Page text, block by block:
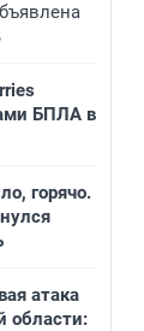
БПЛА в
горячо.
атака
области: